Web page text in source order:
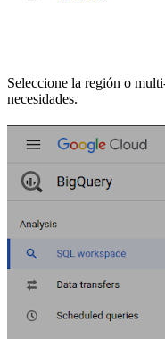
Seleccione la región o
necesidades.